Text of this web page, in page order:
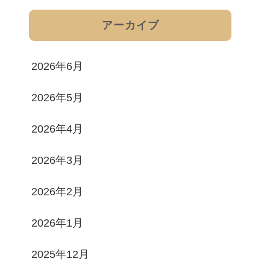
アーカイブ
2026年6月
2026年5月
2026年4月
2026年3月
2026年2月
2026年1月
2025年12月